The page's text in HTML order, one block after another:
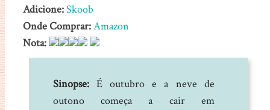
Adicione:Skoob
Onde Comprar:Amazon
Nota:
Sinopse:É outubro e a neve de
outono começa a cair em